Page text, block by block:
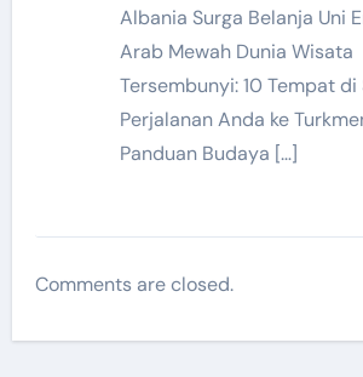
Albania Surga Belanja Uni
Arab Mewah Dunia Wisata
Tersembunyi: 10 Tempat di
Perjalanan Anda ke
Panduan Budaya […]
Comments are closed.